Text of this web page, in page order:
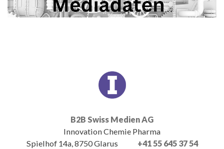
B2B Swiss Medien AG
Innovation Chemie Pharma
Spielhof 14a, 8750 Glarus
+41 55 645 37 54